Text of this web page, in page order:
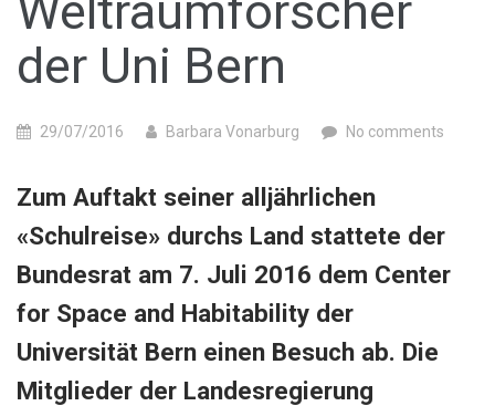
der Uni Bern
29/07/2016 Barbara Vonarburg No comments
Zum Auftakt seiner alljährlichen
«Schulreise» durchs Land stattete der
Bundesrat am 7. Juli 2016 dem Center
for Space and Habitability der
Universität Bern einen Besuch ab. Die
Mitglieder der Landesregierung